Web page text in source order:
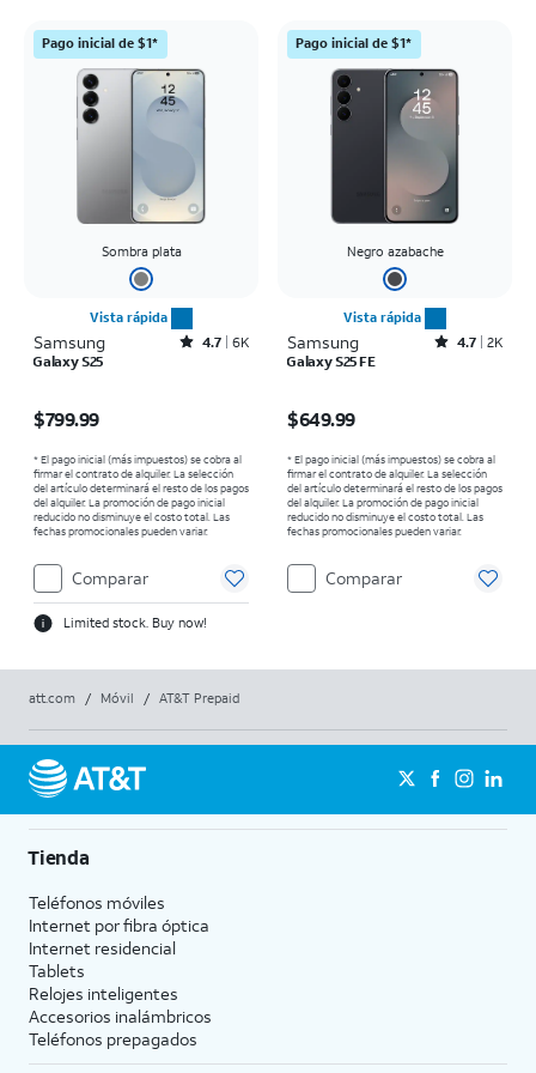
Pago inicial de $1*
Sombra plata
Vista rápida
Samsung Rated4.7out of 5 stars with6464reviews
4.7 6K
Galaxy S25
$799.99
* El pago inicial (más impuestos) se cobra al
firmar el contrato de alquiler. La selección
del artículo determinará el resto de los pagos
del alquiler. La promoción de pago inicial
reducido no disminuye el costo total. Las
fechas promocionales pueden variar.
Comparar
Limited stock. Buy now!
Pago inicial de $1*
Negro azabache
Vista rápida
Samsung Rated4.7out of 5 stars with2529reviews
4.7 2K
Galaxy S25 FE
$649.99
* El pago inicial (más impuestos) se cobra al
firmar el contrato de alquiler. La selección
del artículo determinará el resto de los pagos
del alquiler. La promoción de pago inicial
reducido no disminuye el costo total. Las
fechas promocionales pueden variar.
Comparar
att.com / Móvil / AT&T Prepaid
Tienda
Teléfonos móviles
Internet por fibra óptica
Internet residencial
Tablets
Relojes inteligentes
Accesorios inalámbricos
Teléfonos prepagados